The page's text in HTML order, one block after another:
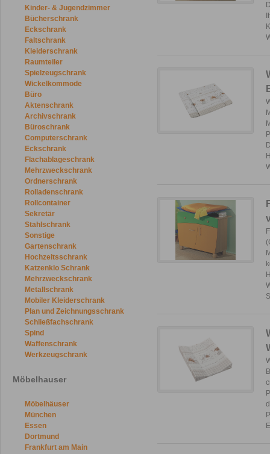
Kinder- & Jugendzimmer
Bücherschrank
Eckschrank
Faltschrank
Kleiderschrank
Raumteiler
Spielzeugschrank
Wickelkommode
Büro
Aktenschrank
Archivschrank
Büroschrank
Computerschrank
Eckschrank
Flachablageschrank
Mehrzweckschrank
Ordnerschrank
Rolladenschrank
Rollcontainer
Sekretär
Stahlschrank
Sonstige
Gartenschrank
Hochzeitsschrank
Katzenklo Schrank
Mehrzweckschrank
Metallschrank
Mobiler Kleiderschrank
Plan und Zeichnungsschrank
Schließfachschrank
Spind
Waffenschrank
Werkzeugschrank
Möbelhauser
Möbelhäuser
München
Essen
Dortmund
Frankfurt am Main